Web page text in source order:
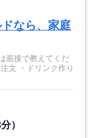
なら、家庭
面接で教えてくだ
）